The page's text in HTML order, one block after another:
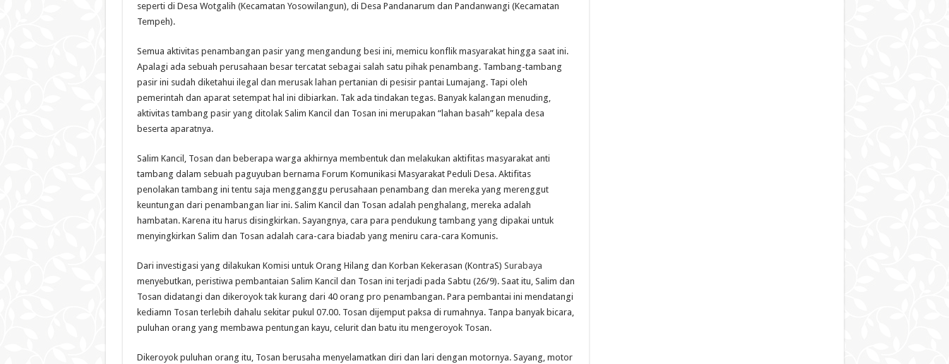
seperti di Desa Wotgalih (Kecamatan Yosowilangun), di Desa Pandanarum dan Pandanwangi (Kecamatan
Tempeh).
Semua aktivitas penambangan pasir yang mengandung besi ini, memicu konflik masyarakat hingga saat ini.
Apalagi ada sebuah perusahaan besar tercatat sebagai salah satu pihak penambang. Tambang-tambang
pasir ini sudah diketahui ilegal dan merusak lahan pertanian di pesisir pantai Lumajang. Tapi oleh
pemerintah dan aparat setempat hal ini dibiarkan. Tak ada tindakan tegas. Banyak kalangan menuding,
aktivitas tambang pasir yang ditolak Salim Kancil dan Tosan ini merupakan “lahan basah” kepala desa
beserta aparatnya.
Salim Kancil, Tosan dan beberapa warga akhirnya membentuk dan melakukan aktifitas masyarakat anti
tambang dalam sebuah paguyuban bernama Forum Komunikasi Masyarakat Peduli Desa. Aktifitas
penolakan tambang ini tentu saja mengganggu perusahaan penambang dan mereka yang merenggut
keuntungan dari penambangan liar ini. Salim Kancil dan Tosan adalah penghalang, mereka adalah
hambatan. Karena itu harus disingkirkan. Sayangnya, cara para pendukung tambang yang dipakai untuk
menyingkirkan Salim dan Tosan adalah cara-cara biadab yang meniru cara-cara Komunis.
Dari investigasi yang dilakukan Komisi untuk Orang Hilang dan Korban Kekerasan (KontraS) Surabaya
menyebutkan, peristiwa pembantaian Salim Kancil dan Tosan ini terjadi pada Sabtu (26/9). Saat itu, Salim dan
Tosan didatangi dan dikeroyok tak kurang dari 40 orang pro penambangan. Para pembantai ini mendatangi
kediamn Tosan terlebih dahalu sekitar pukul 07.00. Tosan dijemput paksa di rumahnya. Tanpa banyak bicara,
puluhan orang yang membawa pentungan kayu, celurit dan batu itu mengeroyok Tosan.
Dikeroyok puluhan orang itu, Tosan berusaha menyelamatkan diri dan lari dengan motornya. Sayang, motor